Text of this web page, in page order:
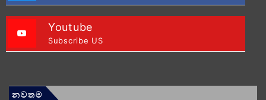
Youtube
Subscribe US
නවතම